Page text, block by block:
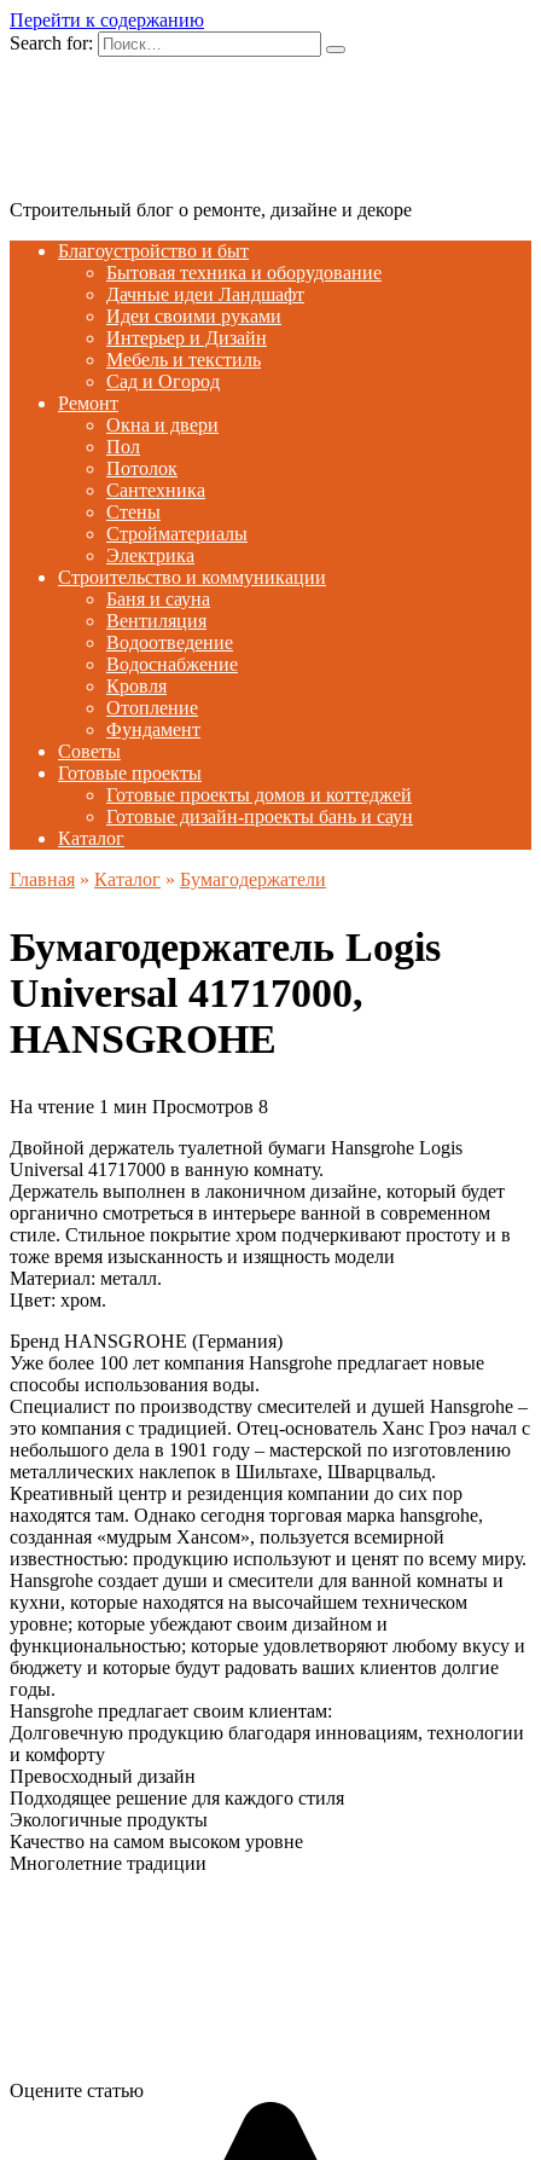
Перейти к содержанию
Search for:
Строительный блог о ремонте, дизайне и декоре
Благоустройство и быт
Бытовая техника и оборудование
Дачные идеи Ландшафт
Идеи своими руками
Интерьер и Дизайн
Мебель и текстиль
Сад и Огород
Ремонт
Окна и двери
Пол
Потолок
Сантехника
Стены
Стройматериалы
Электрика
Строительство и коммуникации
Баня и сауна
Вентиляция
Водоотведение
Водоснабжение
Кровля
Отопление
Фундамент
Советы
Готовые проекты
Готовые проекты домов и коттеджей
Готовые дизайн-проекты бань и саун
Каталог
Главная » Каталог » Бумагодержатели
Бумагодержатель Logis
Universal 41717000,
HANSGROHE
На чтение 1 мин Просмотров 8
Двойной держатель туалетной бумаги Hansgrohe Logis
Universal 41717000 в ванную комнату.
Держатель выполнен в лаконичном дизайне, который будет
органично смотреться в интерьере ванной в современном
стиле. Стильное покрытие хром подчеркивают простоту и в
тоже время изысканность и изящность модели
Материал: металл.
Цвет: хром.
Бренд HANSGROHE (Германия)
Уже более 100 лет компания Hansgrohe предлагает новые
способы использования воды.
Специалист по производству смесителей и душей Hansgrohe –
это компания с традицией. Отец-основатель Ханс Гроэ начал с
небольшого дела в 1901 году – мастерской по изготовлению
металлических наклепок в Шильтахе, Шварцвальд.
Креативный центр и резиденция компании до сих пор
находятся там. Однако сегодня торговая марка hansgrohe,
созданная «мудрым Хансом», пользуется всемирной
известностью: продукцию используют и ценят по всему миру.
Hansgrohe создает души и смесители для ванной комнаты и
кухни, которые находятся на высочайшем техническом
уровне; которые убеждают своим дизайном и
функциональностью; которые удовлетворяют любому вкусу и
бюджету и которые будут радовать ваших клиентов долгие
годы.
Hansgrohe предлагает своим клиентам:
Долговечную продукцию благодаря инновациям, технологии
и комфорту
Превосходный дизайн
Подходящее решение для каждого стиля
Экологичные продукты
Качество на самом высоком уровне
Многолетние традиции
Оцените статью